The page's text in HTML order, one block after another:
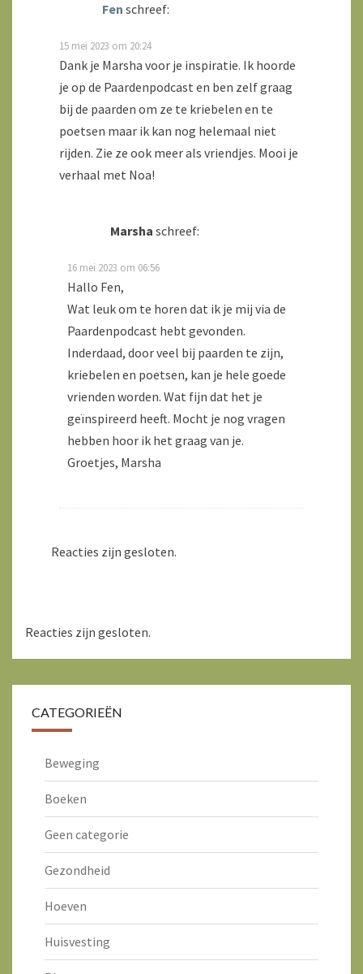
Fen schreef:
15 mei 2023 om 20:24
Dank je Marsha voor je inspiratie. Ik hoorde
je op de Paardenpodcast en ben zelf graag
bij de paarden om ze te kriebelen en te
poetsen maar ik kan nog helemaal niet
rijden. Zie ze ook meer als vriendjes. Mooi je
verhaal met Noa!
Marsha schreef:
16 mei 2023 om 06:56
Hallo Fen,
Wat leuk om te horen dat ik je mij via de
Paardenpodcast hebt gevonden.
Inderdaad, door veel bij paarden te zijn,
kriebelen en poetsen, kan je hele goede
vrienden worden. Wat fijn dat het je
geïnspireerd heeft. Mocht je nog vragen
hebben hoor ik het graag van je.
Groetjes, Marsha
Reacties zijn gesloten.
Reacties zijn gesloten.
CATEGORIEËN
Beweging
Boeken
Geen categorie
Gezondheid
Hoeven
Huisvesting